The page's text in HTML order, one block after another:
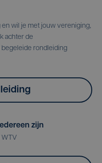
wil je met jouw vereniging,
achter de
begeleide rondleiding
zijn
WTV